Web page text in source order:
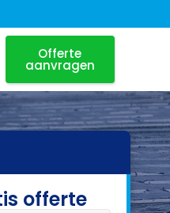
Offerte
aanvragen
offerte